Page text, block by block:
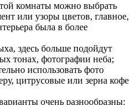
комнаты можно выбрать
или узоры цветов, главное,
была в более
здесь больше подойдут
тонах, фотографии неба;
использовать фото
цитрусовые или зерна кофе
очень разнообразны: